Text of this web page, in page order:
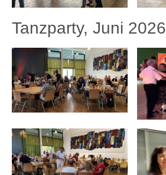
Tanzparty, Juni 2026